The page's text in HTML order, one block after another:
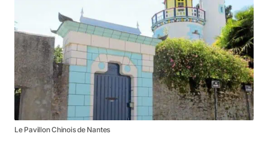
Le Pavillon Chinois de Nantes